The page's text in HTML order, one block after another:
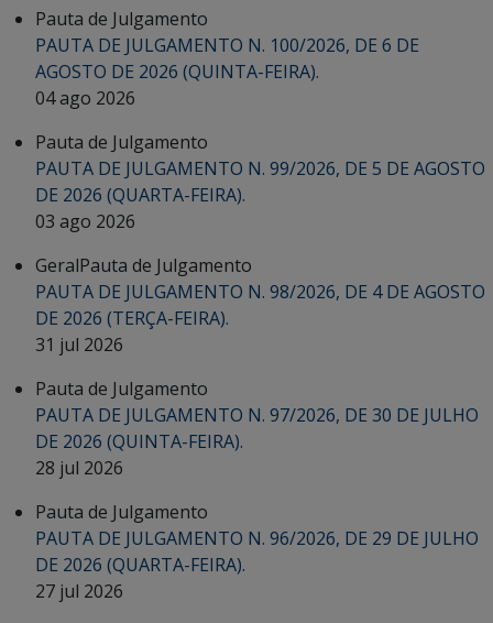
Pauta de Julgamento
PAUTA DE JULGAMENTO N. 100/2026, DE 6 DE
AGOSTO DE 2026 (QUINTA-FEIRA).
04 ago 2026
Pauta de Julgamento
PAUTA DE JULGAMENTO N. 99/2026, DE 5 DE AGOSTO
DE 2026 (QUARTA-FEIRA).
03 ago 2026
GeralPauta de Julgamento
PAUTA DE JULGAMENTO N. 98/2026, DE 4 DE AGOSTO
DE 2026 (TERÇA-FEIRA).
31 jul 2026
Pauta de Julgamento
PAUTA DE JULGAMENTO N. 97/2026, DE 30 DE JULHO
DE 2026 (QUINTA-FEIRA).
28 jul 2026
Pauta de Julgamento
PAUTA DE JULGAMENTO N. 96/2026, DE 29 DE JULHO
DE 2026 (QUARTA-FEIRA).
27 jul 2026